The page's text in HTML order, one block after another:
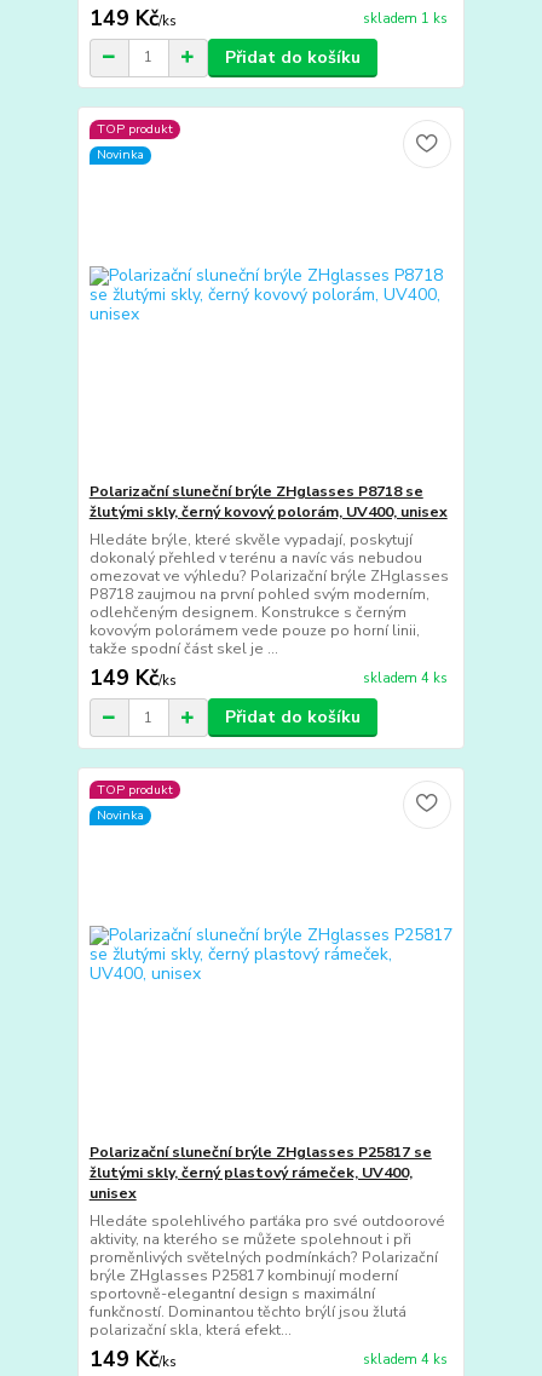
149 Kč/ks skladem 1 ks
Přidat do košíku
TOP produkt
Novinka
Polarizační sluneční brýle ZHglasses P8718 se
žlutými skly, černý kovový polorám, UV400, unisex
Hledáte brýle, které skvěle vypadají, poskytují
dokonalý přehled v terénu a navíc vás nebudou
omezovat ve výhledu? Polarizační brýle ZHglasses
P8718 zaujmou na první pohled svým moderním,
odlehčeným designem. Konstrukce s černým
kovovým polorámem vede pouze po horní linii,
takže spodní část skel je ...
149 Kč/ks skladem 4 ks
Přidat do košíku
TOP produkt
Novinka
Polarizační sluneční brýle ZHglasses P25817 se
žlutými skly, černý plastový rámeček, UV400,
unisex
Hledáte spolehlivého parťáka pro své outdoorové
aktivity, na kterého se můžete spolehnout i při
proměnlivých světelných podmínkách? Polarizační
brýle ZHglasses P25817 kombinují moderní
sportovně-elegantní design s maximální
funkčností. Dominantou těchto brýlí jsou žlutá
polarizační skla, která efekt...
149 Kč/ks skladem 4 ks